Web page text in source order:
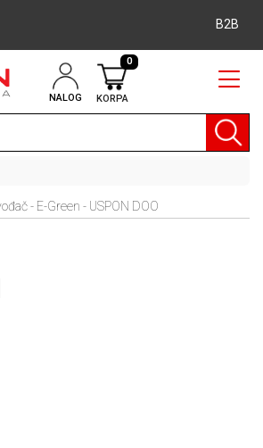
B2B
NALOG KORPA
0
- E-Green - USPON DOO